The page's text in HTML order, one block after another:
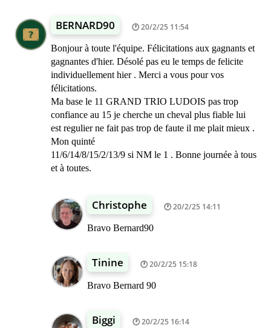
BERNARD90 20/2/25 11:54
Bonjour à toute l'équipe. Félicitations aux gagnants et
gagnantes d'hier. Désolé pas eu le temps de felicite
individuellement hier . Merci a vous pour vos
félicitations.
Ma base le 11 GRAND TRIO LUDOIS pas trop
confiance au 15 je cherche un cheval plus fiable lui
est regulier ne fait pas trop de faute il me plait mieux .
Mon quinté
11/6/14/8/15/2/13/9 si NM le 1 . Bonne journée à tous
et à toutes.
Christophe 20/2/25 14:11
Bravo Bernard90
Tinine 20/2/25 15:18
Bravo Bernard 90
Biggi 20/2/25 16:14